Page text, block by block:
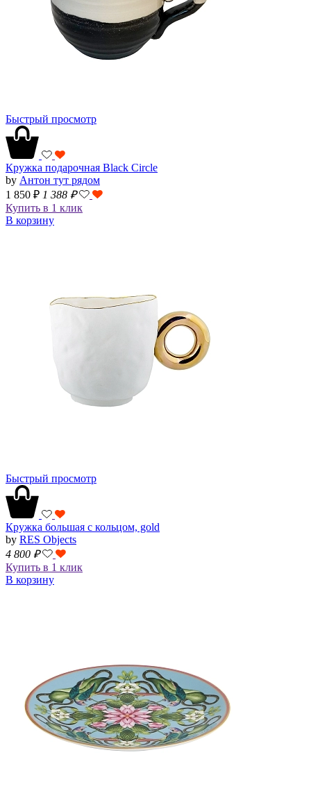
Быстрый просмотр
Кружка подарочная Black Circle
by Антон тут рядом
1 850 ₽ 1 388 ₽
Купить в 1 клик
В корзину
Быстрый просмотр
Кружка большая с кольцом, gold
by RES Objects
4 800 ₽
Купить в 1 клик
В корзину